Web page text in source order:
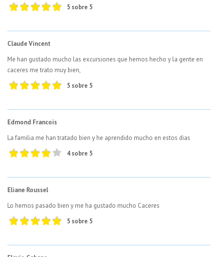
5 sobre 5
Claude Vincent
Me han gustado mucho las excursiones que hemos hecho y la gente en
caceres me trato muy bien,
5 sobre 5
Edmond Francois
La familia me han tratado bien y he aprendido mucho en estos dias
4 sobre 5
Eliane Roussel
Lo hemos pasado bien y me ha gustado mucho Caceres
5 sobre 5